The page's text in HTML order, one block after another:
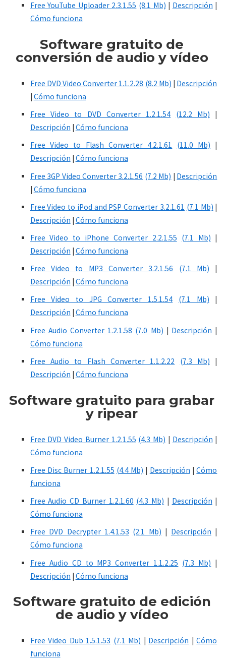
Free YouTube Uploader 2.3.1.55 (8.1 Mb) | Descripción |
Cómo funciona
Software gratuito de
conversión de audio y vídeo
Free DVD Video Converter 1.1.2.28 (8.2 Mb) | Descripción
| Cómo funciona
Free Video to DVD Converter 1.2.1.54
(12.2 Mb) |
Descripción | Cómo funciona
Free Video to Flash Converter 4.2.1.61
(11.0 Mb)
Descripción Cómo funciona
Free 3GP Video Converter 3.2.1.56 (7.2 Mb) | Descripción
| Cómo funciona
Free Video to iPod and PSP Converter 3.2.1.61 (7.1 Mb) |
Descripción | Cómo funciona
Free Video to iPhone Converter 2.2.1.55 (7.1 Mb) |
Descripción | Cómo funciona
Free Video to MP3 Converter 3.2.1.56
(7.1 Mb)
Descripción Cómo funciona
Free Video to JPG Converter 1.5.1.54
(7.1 Mb)
Descripción Cómo funciona
Free Audio Converter 1.2.1.58 (7.0 Mb) | Descripción |
Cómo funciona
Free Audio to Flash Converter 1.1.2.22
(7.3 Mb) |
Descripción | Cómo funciona
Software gratuito para grabar
y ripear
Free DVD Video Burner 1.2.1.55 (4.3 Mb) | Descripción |
Cómo funciona
Free Disc Burner 1.2.1.55 (4.4 Mb) | Descripción |Cómo
funciona
Free Audio CD Burner 1.2.1.60 (4.3 Mb) Descripción
Cómo funciona
Free DVD Decrypter 1.4.1.53 (2.1 Mb) Descripción
Cómo funciona
Free Audio CD to MP3 Converter 1.1.2.25 (7.3 Mb) |
Descripción | Cómo funciona
Software gratuito de edición
de audio y vídeo
Free Video Dub 1.5.1.53 (7.1 Mb) Descripción |Cómo
funciona